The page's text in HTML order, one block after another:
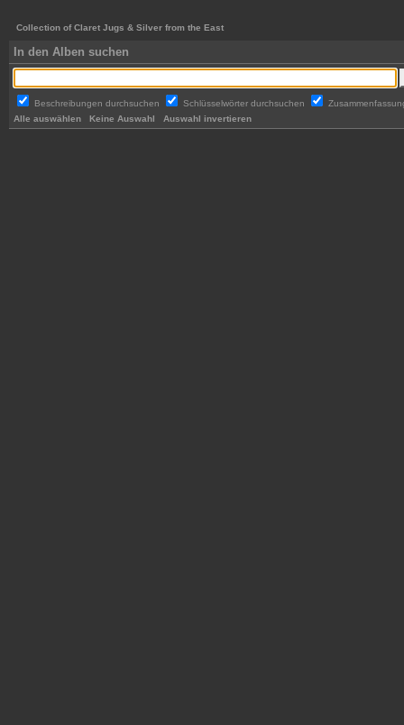
Collection of Claret Jugs & Silver from the East
In den Alben suchen
Beschreibungen durchsuchen Schlüsselwörter durchsuchen
Alle auswählen
Keine Auswahl Auswahl invertieren